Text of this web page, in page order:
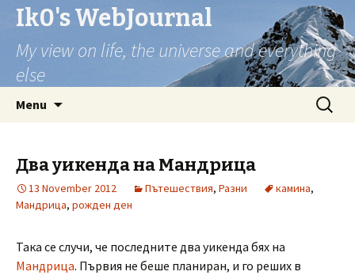
Ik0's WebJournal
My view on life, the universe and everything
else
Menu
Search
for:
Два уикенда на Мандрица
13 November 2012 Пътешествия, Разни камина,
Мандрица, рожден ден
Така се случи, че последните два уикенда бях на
Мандрица. Първия не беше планиран, и го реших в